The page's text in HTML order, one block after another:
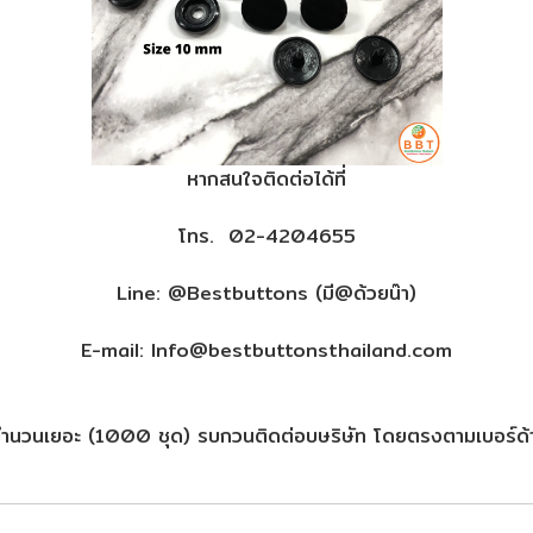
หากสนใจติดต่อได้ที่
โทร. 02-4204655
Line: @Bestbuttons (มี@ด้วยน๊า)
E-mail: Info@bestbuttonsthailand.com
นวนเยอะ (1000 ชุด) รบกวนติดต่อบษริษัท โดยตรงตามเบอร์ด้